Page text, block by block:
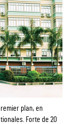
plan, en
Forte de 20